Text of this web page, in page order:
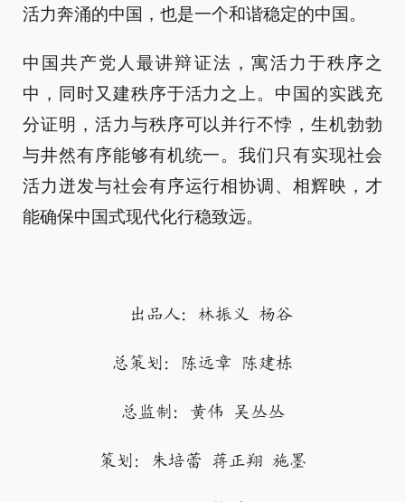
活力奔涌的中国，也是一个和谐稳定的中国。
中国共产党人最讲辩证法，寓活力于秩序之
中，同时又建秩序于活力之上。中国的实践充
分证明，活力与秩序可以并行不悖，生机勃勃
与井然有序能够有机统一。我们只有实现社会
活力迸发与社会有序运行相协调、相辉映，才
能确保中国式现代化行稳致远。
出品人：林振义 杨谷
总策划：陈远章 陈建栋
总监制：黄伟 吴丛丛
策划：朱培蕾 蒋正翔 施墨